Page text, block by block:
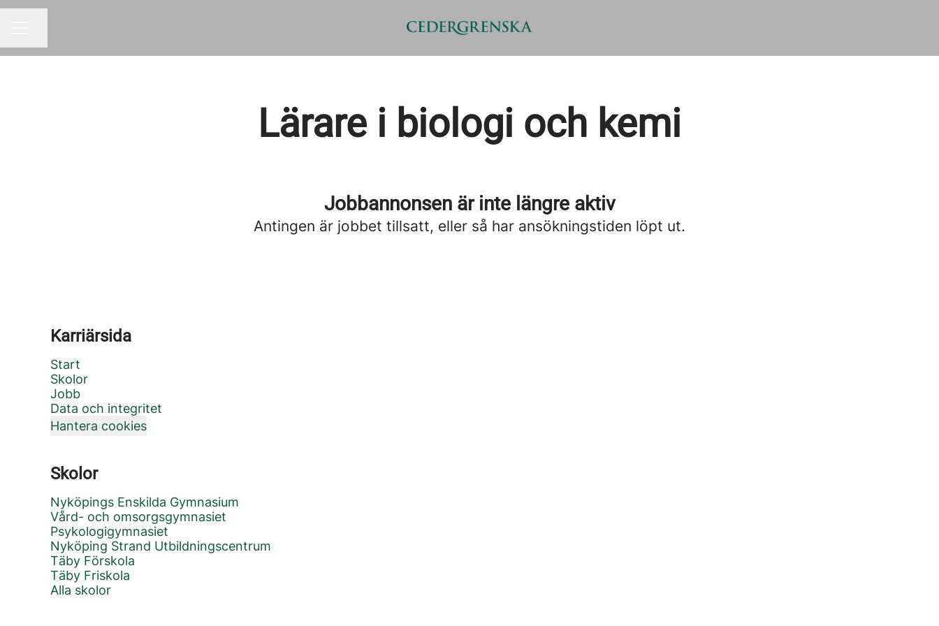
Lärare i biologi och kemi
Jobbannonsen är inte längre aktiv
Antingen är jobbet tillsatt, eller så har ansökningstiden löpt ut.
Karriärsida
Start
Skolor
Jobb
Data och integritet
Hantera cookies
Skolor
Nyköpings Enskilda Gymnasium
Vård- och omsorgsgymnasiet
Psykologigymnasiet
Nyköping Strand Utbildningscentrum
Täby Förskola
Täby Friskola
Alla skolor